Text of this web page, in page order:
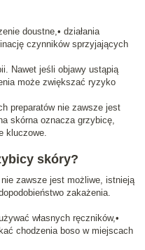
doustne,• działania
czynników sprzyjających
Nawet jeśli objawy ustąpią
może zwiększać ryzyko
preparatów nie zawsze jest
skórna oznacza grzybicę,
kluczowe.
skóry?
zawsze jest możliwe, istnieją
zakażenia.
własnych ręczników,•
chodzenia boso w miejscach